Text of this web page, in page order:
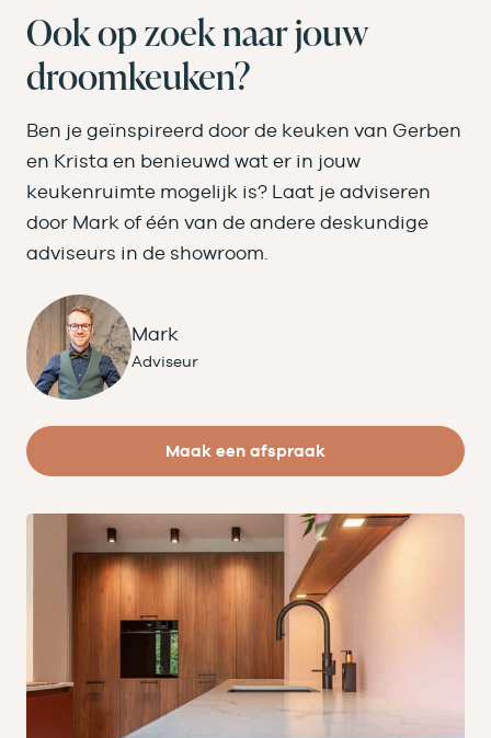
Ook op zoek naar jouw
droomkeuken?
Ben je geïnspireerd door de keuken van Gerben
en Krista en benieuwd wat er in jouw
keukenruimte mogelijk is? Laat je adviseren
door Mark of één van de andere deskundige
adviseurs in de showroom.
Mark
Adviseur
Maak een afspraak